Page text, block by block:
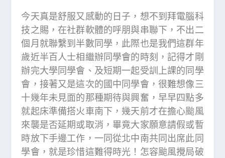
今天真是舒服又感動的日子，想不到拜電腦科
技之賜，在社群軟體的呼朋與串聯下，不出二
個月就聯繫到半數同學，此際也是我們這群年
歲近半百人士相繼辦同學會的時刻，記得才剛
辦完大學同學會、及短期一起受訓上課的同學
會，接著又是這次的國中同學會，很難想像三
十幾年未見面的那種期待與興奮，早早四點多
就起床準備搭火車南下，幾天前才在擔心颱風
來襲是否延期或取消，畢竟大家願意請假或暫
時放下手邊工作，一同從北中南共同出席此同
學會，就是珍惜這難得時光！怎容颱風攪局破